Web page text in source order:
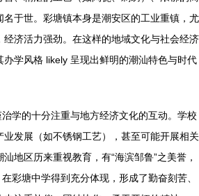
名于世。彩塘镇本身是潮安区的工业重镇，尤
济活力强劲。在这样的地域文化与社会经济
学风格 likely 呈现出鲜明的潮汕特色与时代
学的十分注重与地方经济文化的互动。学校
发展（如不锈钢工艺），甚至可能开展相关
地区历来重视教育，有“海滨邹鲁”之美誉，
彩塘中学得到充分体现，形成了勤奋刻苦、